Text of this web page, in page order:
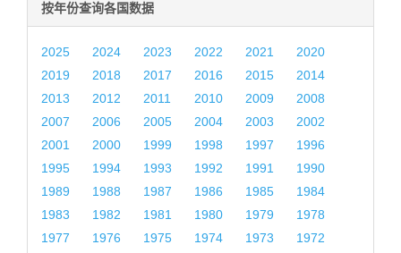
按年份查询各国数据
2025 2024 2023 2022 2021
2020
2019
2018 2017 2016 2015
2014
2013
2012 2011 2010 2009
2008
2007
2006 2005 2004 2003
2002
2001
2000 1999 1998 1997
1996
1995
1994 1993 1992 1991
1990
1989
1988 1987 1986 1985
1984
1983
1982 1981 1980 1979
1978
1977
1976 1975 1974 1973
1972